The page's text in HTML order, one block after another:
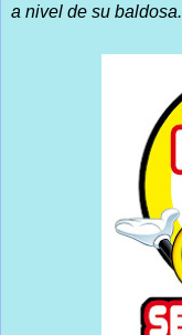
a nivel de su baldosa.